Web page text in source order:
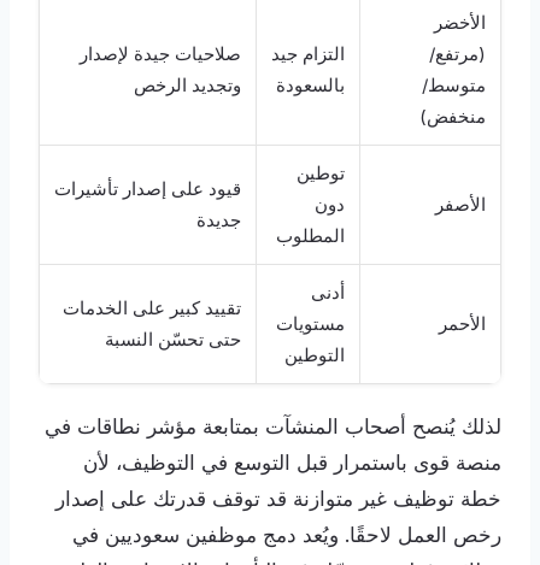
الأخضر
(مرتفع/
متوسط/
منخفض)
التزام جيد
بالسعودة
صلاحيات جيدة لإصدار
وتجديد الرخص
الأصفر
توطين
دون
المطلوب
قيود على إصدار تأشيرات
جديدة
الأحمر
أدنى
مستويات
التوطين
تقييد كبير على الخدمات
حتى تحسّن النسبة
لذلك يُنصح أصحاب المنشآت بمتابعة مؤشر نطاقات في
منصة قوى باستمرار قبل التوسع في التوظيف، لأن
خطة توظيف غير متوازنة قد توقف قدرتك على إصدار
رخص العمل لاحقًا. ويُعد دمج موظفين سعوديين في